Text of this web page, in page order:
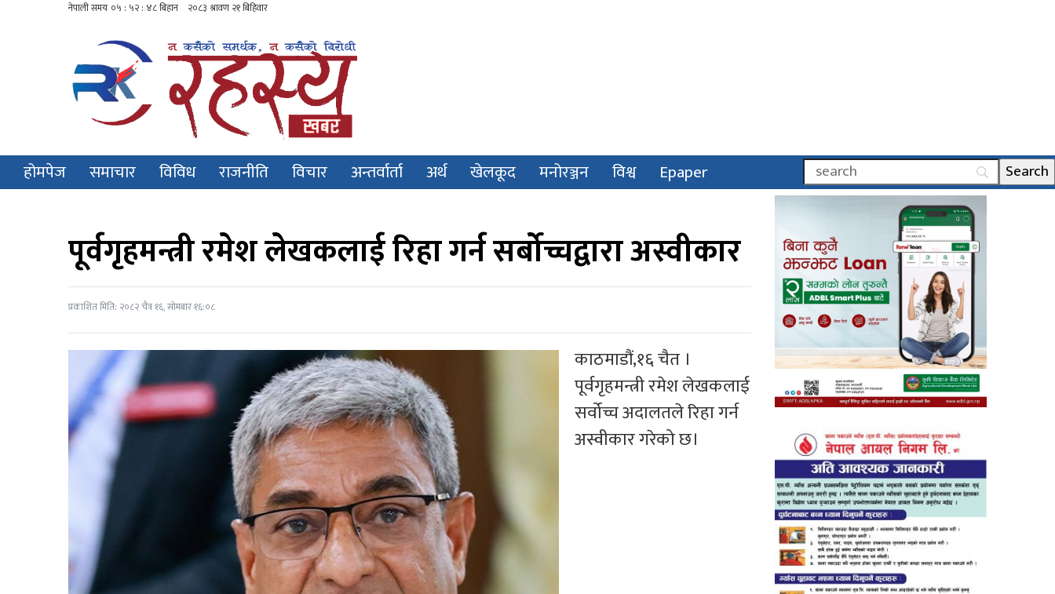
होमपेज समाचार विविध राजनीति विचार अन्तर्वार्ता अर्थ खेलकूद मनोरञ्जन विश्व Epaper
पूर्वगृहमन्त्री रमेश लेखकलाई रिहा गर्न सर्बोच्चद्वारा अस्वीकार
प्रकाशित मिति: २०८२ चैत्र १६, सोमबार १६:०८
काठमाडौं,१६ चैत ।
पूर्वगृहमन्त्री रमेश लेखकलाई
सर्वोच्च अदालतले रिहा गर्न
अस्वीकार गरेको छ।